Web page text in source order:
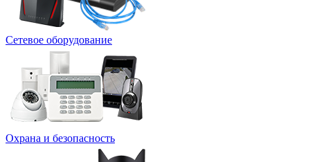
Сетевое оборудование
Охрана и безопасность